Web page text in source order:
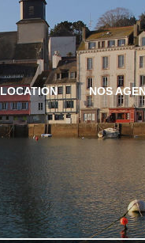
LOCATION NOS